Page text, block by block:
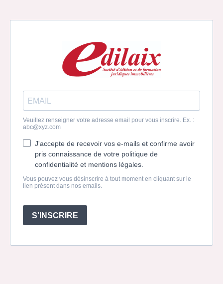
Veuillez renseigner votre adresse email pour vous inscrire. Ex. :
abc@xyz.com
J'accepte de recevoir vos e-mails et confirme avoir
pris connaissance de votre politique de
confidentialité et mentions légales.
Vous pouvez vous désinscrire à tout moment en cliquant sur le
lien présent dans nos emails.
S'INSCRIRE